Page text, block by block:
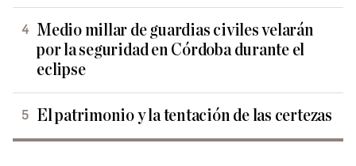
Medio millar de guardias civiles velarán
por la seguridad en Córdoba durante el
eclipse
El patrimonio y la tentación de las certezas